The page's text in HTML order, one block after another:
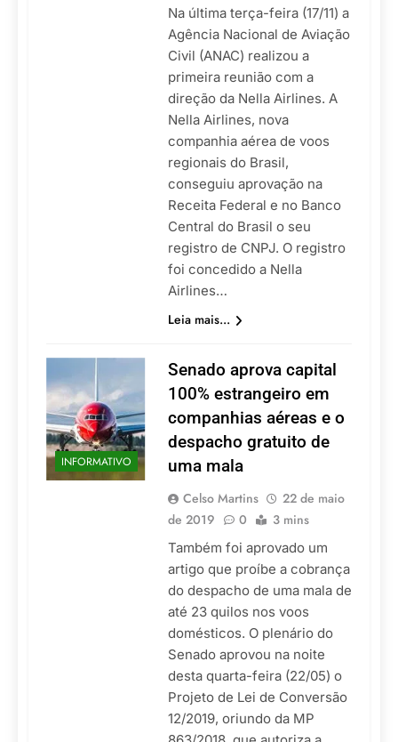
Na última terça-feira (17/11) a
Agência Nacional de Aviação
Civil (ANAC) realizou a
primeira reunião com a
direção da Nella Airlines. A
Nella Airlines, nova
companhia aérea de voos
regionais do Brasil,
conseguiu aprovação na
Receita Federal e no Banco
Central do Brasil o seu
registro de CNPJ. O registro
foi concedido a Nella
Airlines…
Leia mais...
INFORMATIVO
Senado aprova capital
100% estrangeiro em
companhias aéreas e o
despacho gratuito de
uma mala
Celso Martins
22 de maio
de 2019
0 3 mins
Também foi aprovado um
artigo que proíbe a cobrança
do despacho de uma mala de
até 23 quilos nos voos
domésticos. O plenário do
Senado aprovou na noite
desta quarta-feira (22/05) o
Projeto de Lei de Conversão
12/2019, oriundo da MP